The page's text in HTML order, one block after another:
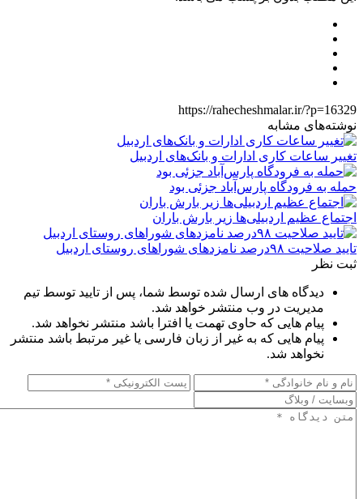
https://rahecheshmalar.ir/?p=16329
نوشته‌های مشابه
تغییر ساعات کاری ادارات و بانک‌های اردبیل
حمله به فرودگاه پارس‌‌آباد جزئی بود
اجتماع عظیم اردبیلی‌ها زیر بارش باران
تایید صلاحیت ۹۸درصد نامزدهای شوراهای روستای اردبیل
ثبت نظر
دیدگاه های ارسال شده توسط شما، پس از تایید توسط تیم
مدیریت در وب منتشر خواهد شد.
پیام هایی که حاوی تهمت یا افترا باشد منتشر نخواهد شد.
پیام هایی که به غیر از زبان فارسی یا غیر مرتبط باشد منتشر
نخواهد شد.